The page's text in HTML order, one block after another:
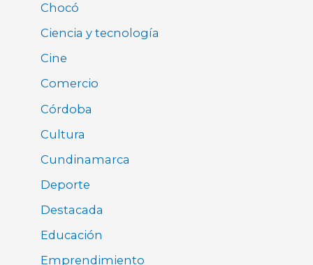
Chocó
Ciencia y tecnología
Cine
Comercio
Córdoba
Cultura
Cundinamarca
Deporte
Destacada
Educación
Emprendimiento